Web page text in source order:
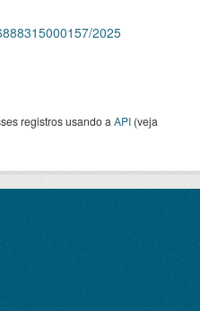
2025
registros usando a API (veja